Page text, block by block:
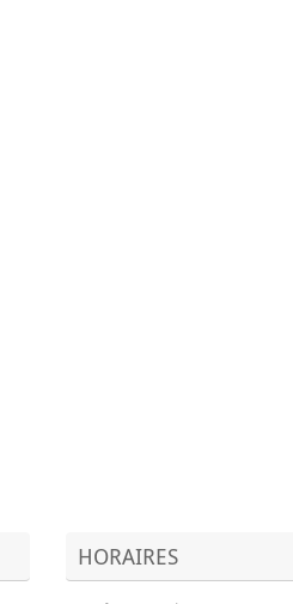
HORAIRES